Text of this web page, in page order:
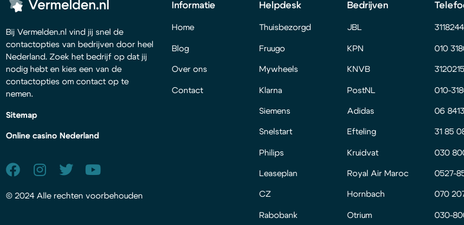
Bij Vermelden.nl vind jij snel de
contactopties van bedrijven door heel
Nederland. Zoek het bedrijf op dat jij
nodig hebt en kies een van de
contactopties om contact op te
nemen.
Sitemap
Online casino Nederland
© 2024 Alle rechten voorbehouden
Informatie
Home
Blog
Over ons
Contact
Helpdesk
Thuisbezorgd
Fruugo
Mywheels
Klarna
Siemens
Snelstart
Philips
Leaseplan
CZ
Rabobank
Bedrijven
JBL
KPN
KNVB
PostNL
Adidas
Efteling
Kruidvat
Royal Air Maroc
Hornbach
Otrium
010
010-
06
31 85
030
0527-
070
030-